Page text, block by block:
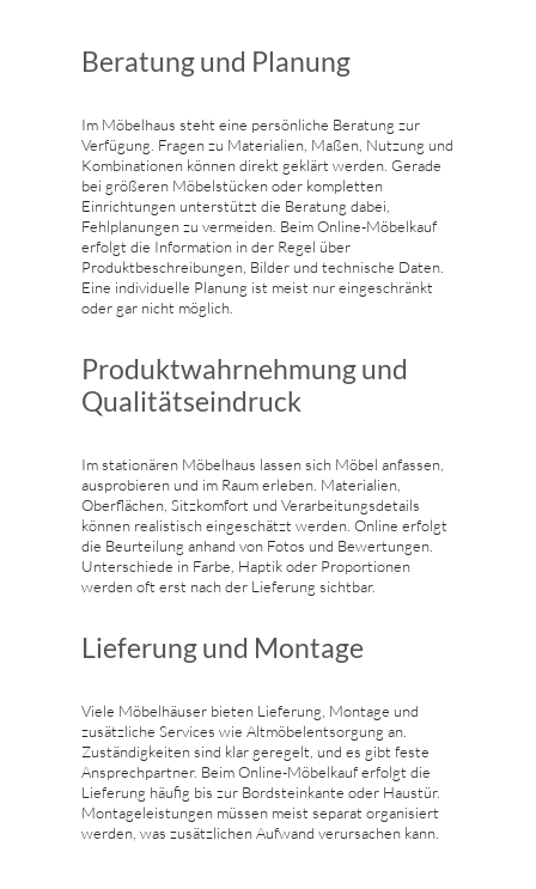
Beratung und Planung
Im Möbelhaus steht eine persönliche Beratung zur
Verfügung. Fragen zu Materialien, Maßen, Nutzung und
Kombinationen können direkt geklärt werden. Gerade
bei größeren Möbelstücken oder kompletten
Einrichtungen unterstützt die Beratung dabei,
Fehlplanungen zu vermeiden. Beim Online-Möbelkauf
erfolgt die Information in der Regel über
Produktbeschreibungen, Bilder und technische Daten.
Eine individuelle Planung ist meist nur eingeschränkt
oder gar nicht möglich.
Produktwahrnehmung und
Qualitätseindruck
Im stationären Möbelhaus lassen sich Möbel anfassen,
ausprobieren und im Raum erleben. Materialien,
Oberflächen, Sitzkomfort und Verarbeitungsdetails
können realistisch eingeschätzt werden. Online erfolgt
die Beurteilung anhand von Fotos und Bewertungen.
Unterschiede in Farbe, Haptik oder Proportionen
werden oft erst nach der Lieferung sichtbar.
Lieferung und Montage
Viele Möbelhäuser bieten Lieferung, Montage und
zusätzliche Services wie Altmöbelentsorgung an.
Zuständigkeiten sind klar geregelt, und es gibt feste
Ansprechpartner. Beim Online-Möbelkauf erfolgt die
Lieferung häufig bis zur Bordsteinkante oder Haustür.
Montageleistungen müssen meist separat organisiert
werden, was zusätzlichen Aufwand verursachen kann.